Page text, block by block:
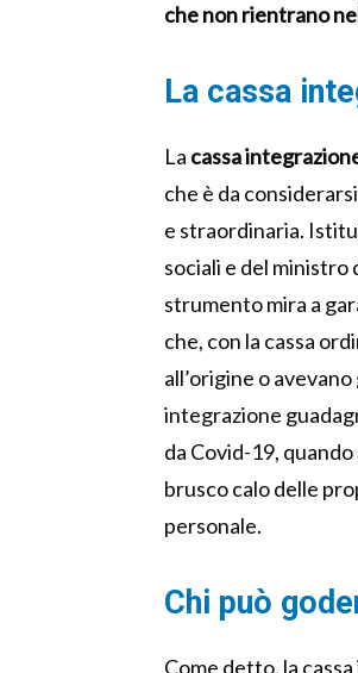
che non rientrano
La cassa
La cassa
che è da
e straordinaria.
sociali e del ministro
strumento mira a
che, con la cassa
all’origine o
integrazione
da Covid-19,
brusco calo delle
personale.
Chi può
Come detto, la